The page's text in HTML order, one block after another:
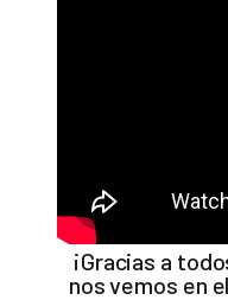
¡Gracias a
nos vemos en